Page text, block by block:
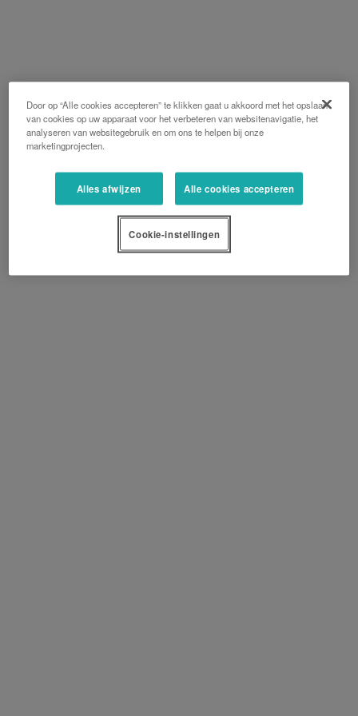
Door op “Alle cookies accepteren” te klikken gaat u akkoord met het opslaan
van cookies op uw apparaat voor het verbeteren van websitenavigatie, het
analyseren van websitegebruik en om ons te helpen bij onze
marketingprojecten.
Alles afwijzen Alle cookies accepteren
Cookie-instellingen